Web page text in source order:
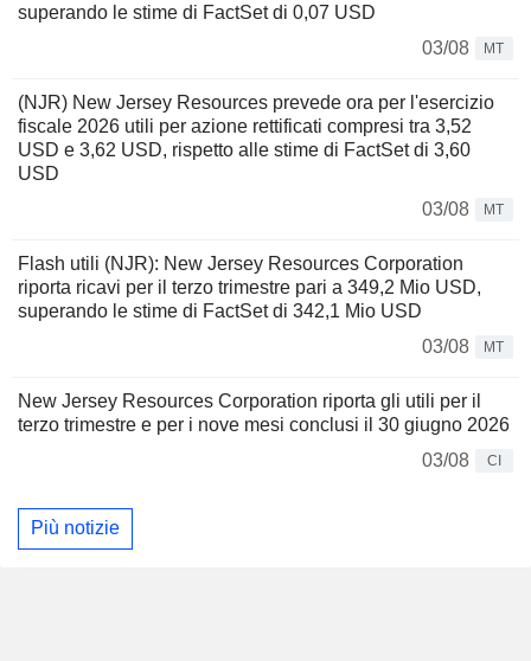
superando le stime di FactSet di 0,07 USD
03/08
MT
(NJR) New Jersey Resources prevede ora per l'esercizio
fiscale 2026 utili per azione rettificati compresi tra 3,52
USD e 3,62 USD, rispetto alle stime di FactSet di 3,60
USD
03/08
MT
Flash utili (NJR): New Jersey Resources Corporation
riporta ricavi per il terzo trimestre pari a 349,2 Mio USD,
superando le stime di FactSet di 342,1 Mio USD
03/08
MT
New Jersey Resources Corporation riporta gli utili per il
terzo trimestre e per i nove mesi conclusi il 30 giugno 2026
03/08
CI
Più notizie